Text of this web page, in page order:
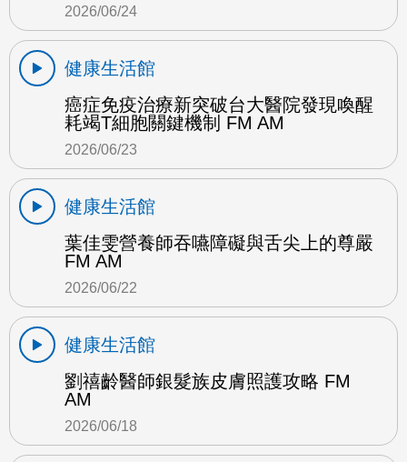
2026/06/24
健康生活館
癌症免疫治療新突破台大醫院發現喚醒
耗竭T細胞關鍵機制 FM AM
2026/06/23
健康生活館
葉佳雯營養師吞嚥障礙與舌尖上的尊嚴
FM AM
2026/06/22
健康生活館
劉禧齡醫師銀髮族皮膚照護攻略 FM
AM
2026/06/18